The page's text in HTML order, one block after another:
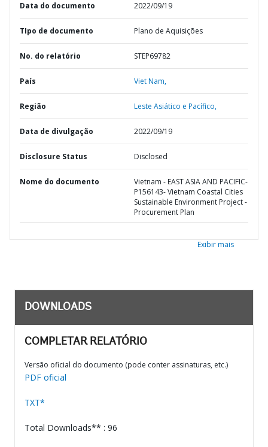
Data do documento 2022/09/19
TIpo de documento Plano de Aquisições
No. do relatório STEP69782
País Viet Nam,
Região Leste Asiático e Pacífico,
Data de divulgação 2022/09/19
Disclosure Status Disclosed
Nome do documento
Vietnam - EAST ASIA AND PACIFIC-
P156143- Vietnam Coastal Cities
Sustainable Environment Project -
Procurement Plan
Exibir mais
DOWNLOADS
COMPLETAR RELATÓRIO
Versão oficial do documento (pode conter assinaturas, etc.)
PDF oficial
TXT*
Total Downloads** : 96